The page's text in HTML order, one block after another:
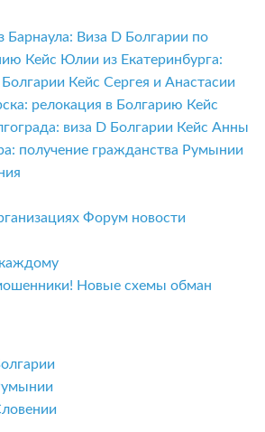
Барнаула: Виза D Болгарии по
Кейс Юлии из Екатеринбурга:
Кейс Сергея и Анастасии
релокация в Болгарию Кейс
виза D Болгарии Кейс Анны
получение гражданства Румынии
Форум новости
Новые схемы обман